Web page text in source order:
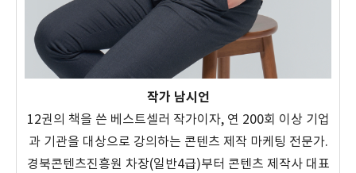
작가 남시언
12권의 책을 쓴 베스트셀러 작가이자, 연 200회 이상 기업
과 기관을 대상으로 강의하는 콘텐츠 제작 마케팅 전문가.
경북콘텐츠진흥원 차장(일반4급)부터 콘텐츠 제작사 대표